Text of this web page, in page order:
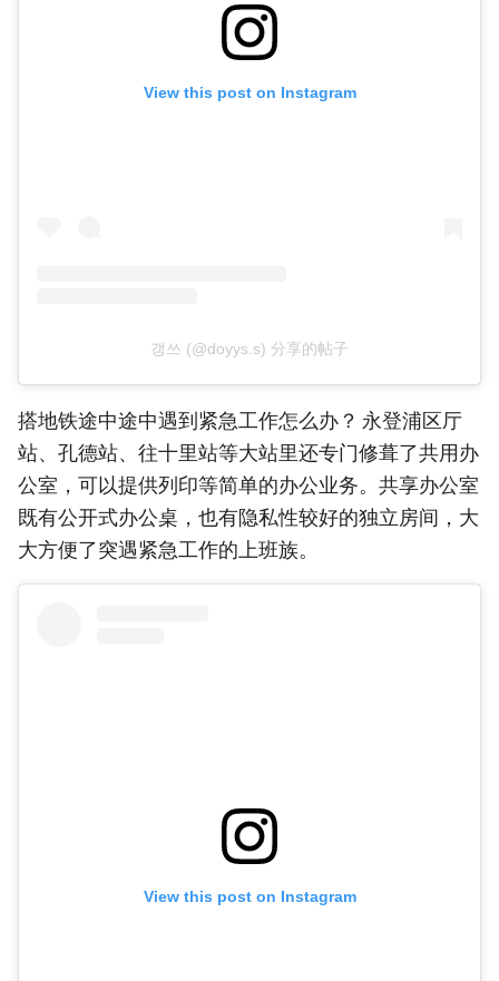
View this post on Instagram
갱쓰 (@doyys.s) 分享的帖子
搭地铁途中途中遇到紧急工作怎么办？ 永登浦区厅
站、孔德站、往十里站等大站里还专门修葺了共用办
公室，可以提供列印等简单的办公业务。共享办公室
既有公开式办公桌，也有隐私性较好的独立房间，大
大方便了突遇紧急工作的上班族。
View this post on Instagram